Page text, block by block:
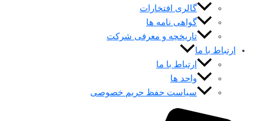
گالری افتخارات
گواهی نامه ها
تاریخچه و معرفی شرکت
ارتباط با ما
ارتباط با ما
واحد ها
سیاست حفظ حریم خصوصی